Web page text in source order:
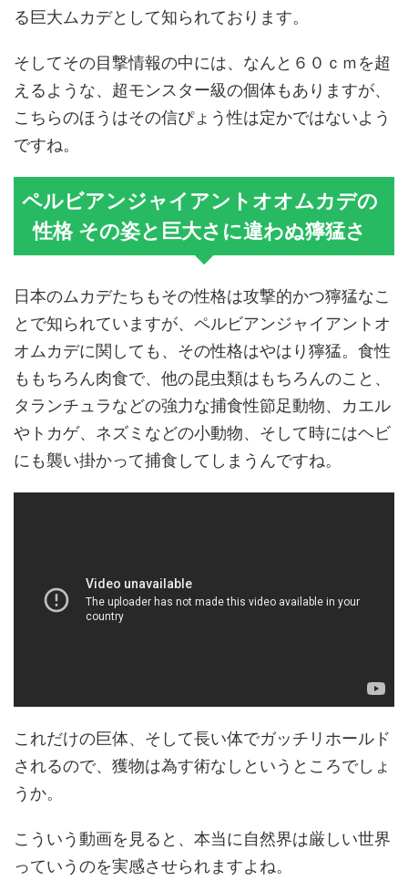
る巨大ムカデとして知られております。
そしてその目撃情報の中には、なんと６０ｃｍを超
えるような、超モンスター級の個体もありますが、
こちらのほうはその信ぴょう性は定かではないよう
ですね。
ペルビアンジャイアントオオムカデの
性格 その姿と巨大さに違わぬ獰猛さ
日本のムカデたちもその性格は攻撃的かつ獰猛なこ
とで知られていますが、ペルビアンジャイアントオ
オムカデに関しても、その性格はやはり獰猛。食性
ももちろん肉食で、他の昆虫類はもちろんのこと、
タランチュラなどの強力な捕食性節足動物、カエル
やトカゲ、ネズミなどの小動物、そして時にはヘビ
にも襲い掛かって捕食してしまうんですね。
これだけの巨体、そして長い体でガッチリホールド
されるので、獲物は為す術なしというところでしょ
うか。
こういう動画を見ると、本当に自然界は厳しい世界
っていうのを実感させられますよね。